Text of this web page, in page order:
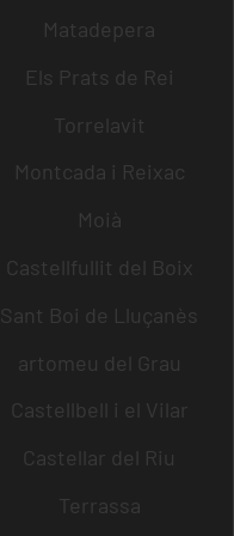
Matadepera
Els Prats de Rei
Torrelavit
Montcada i Reixac
Moià
Castellfullit del Boix
Sant Boi de Lluçanès
artomeu del Grau
Castellbell i el Vilar
Castellar del Riu
Terrassa